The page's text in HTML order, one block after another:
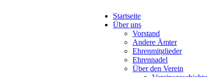
Startseite
Über uns
Vorstand
Andere Ämter
Ehrenmitglieder
Ehrennadel
Über den Verein